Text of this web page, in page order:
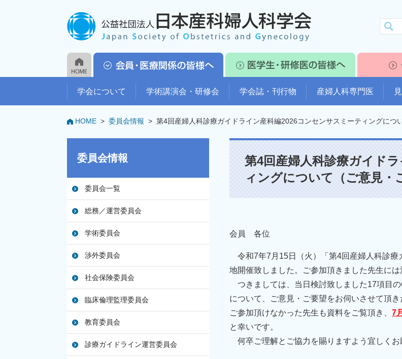
学会について 学術講演会・研修会 学会誌・刊行物 産婦人科専門医
委員会情報
委員会一覧
総務／運営委員会
学術委員会
渉外委員会
社会保険委員会
臨床倫理監理委員会
教育委員会
診療ガイドライン運営委員会
HOME > 委員会情報 > 第4回産婦人科診療ガイドライン産科編2026コンセンサスミーティングにつ
第4回産婦人科診療ガイド
ィングについて（ご意見・
会員 各位
令和7年7月15日（火）「第4回産婦人科診療
地開催致しました。ご参加頂きました先生には
つきましては、当日検討致しました17項目
について、ご意見・ご要望をお伺いさせて頂き
ご参加頂けなかった先生も資料をご覧頂き、 7
と幸いです。
何卒ご理解とご協力を賜りますよう宜しくお